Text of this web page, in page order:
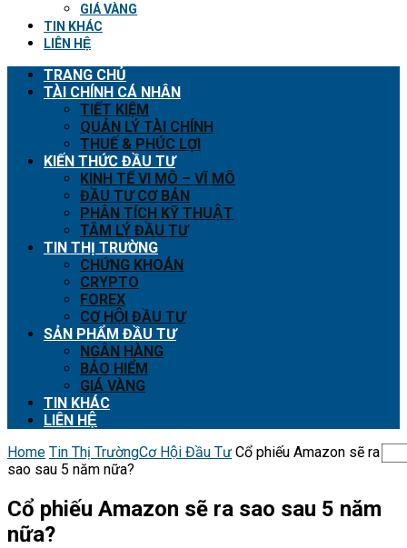
GIÁ VÀNG
TIN KHÁC
LIÊN HỆ
TRANG CHỦ
TÀI CHÍNH CÁ NHÂN
TIẾT KIỆM
QUẢN LÝ TÀI CHÍNH
THUẾ & PHÚC LỢI
KIẾN THỨC ĐẦU TƯ
KINH TẾ VI MÔ – VĨ MÔ
ĐẦU TƯ CƠ BẢN
PHÂN TÍCH KỸ THUẬT
TÂM LÝ ĐẦU TƯ
TIN THỊ TRƯỜNG
CHỨNG KHOÁN
CRYPTO
FOREX
CƠ HỘI ĐẦU TƯ
SẢN PHẨM ĐẦU TƯ
NGÂN HÀNG
BẢO HIỂM
GIÁ VÀNG
TIN KHÁC
LIÊN HỆ
Home Tin Thị TrườngCơ Hội Đầu Tư Cổ phiếu Amazon sẽ ra
sao sau 5 năm nữa?
Cổ phiếu Amazon sẽ ra sao sau 5 năm
nữa?